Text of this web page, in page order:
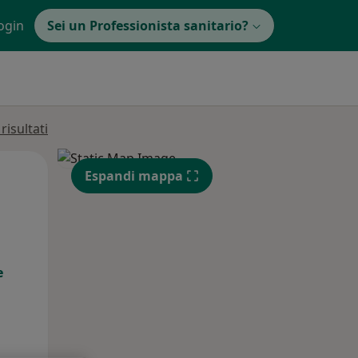
Sei un Professionista sanitario?
Gio, Ven,
14 Ago
Espandi mappa